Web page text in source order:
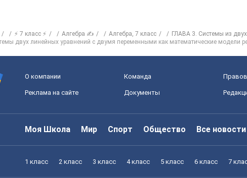
⚡ 7 класс ⚡ Алгебра ✍ Алгебра, 7 класс
ГЛАВА 3. Системы из
двух линейных уравнений с двумя переменными как математические модели
О компании Команда
Реклама на сайте Документы
Моя Школа Мир Спорт Общество Все новости
1 класс 2 класс 3 класс 4 класс 5 класс 6 класс 7